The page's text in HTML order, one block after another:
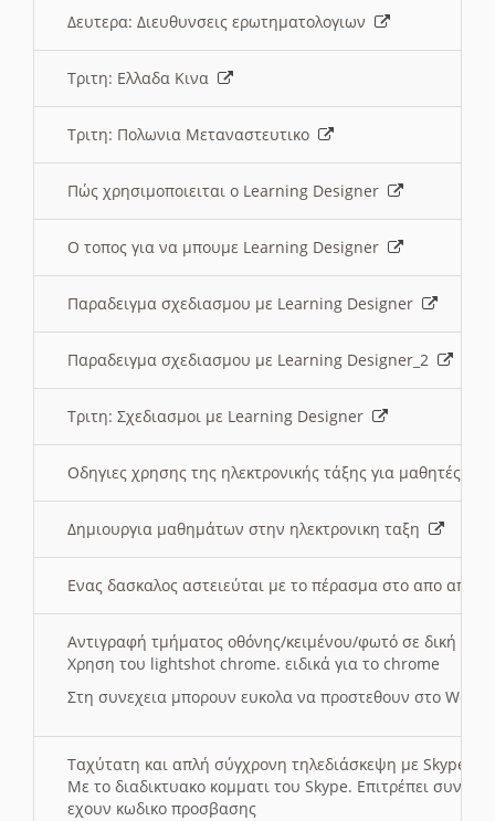
Δευτερα: Διευθυνσεις ερωτηματολογιων
Τριτη: Ελλαδα Κινα
Τριτη: Πολωνια Μεταναστευτικο
Πώς χρησιμοποιειται ο Learning Designer
O τοπος για να μπουμε Learning Designer
Παραδειγμα σχεδιασμου με Learning Designer
Παραδειγμα σχεδιασμου με Learning Designer_2
Τριτη: Σχεδιασμοι με Learning Designer
Οδηγιες χρησης της ηλεκτρονικής τάξης για μαθητές
Δημιουργια μαθημάτων στην ηλεκτρονικη ταξη
Ενας δασκαλος αστειεύται με το πέρασμα στο απο
Αντιγραφή τμήματος οθόνης/κειμένου/φωτό σε δική
Χρηση του lightshot chrome. ειδικά για το chrome
Στη συνεχεια μπορουν ευκολα να προστεθουν στο Word
Ταχύτατη και απλή σύγχρονη τηλεδιάσκεψη με Skype
Με το διαδικτυακο κομματι του Skype. Επιτρέπει
εχουν κωδικο προσβασης